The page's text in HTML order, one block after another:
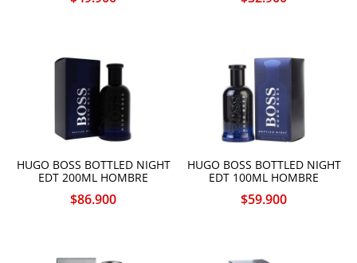
HUGO BOSS BOTTLED NIGHT
EDT 200ML HOMBRE
$86.900
HUGO BOSS BOTTLED NIGHT
EDT 100ML HOMBRE
$59.900